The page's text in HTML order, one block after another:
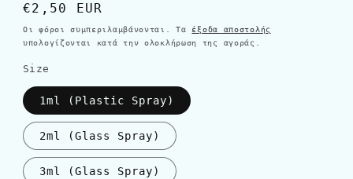
Κανονική
τιμή
€2,50 EUR
Οι φόροι συμπεριλαμβάνονται. Τα έξοδα αποστολής
υπολογίζονται κατά την ολοκλήρωση της αγοράς.
Size
1ml (Plastic Spray)
2ml (Glass Spray)
3ml (Glass Spray)